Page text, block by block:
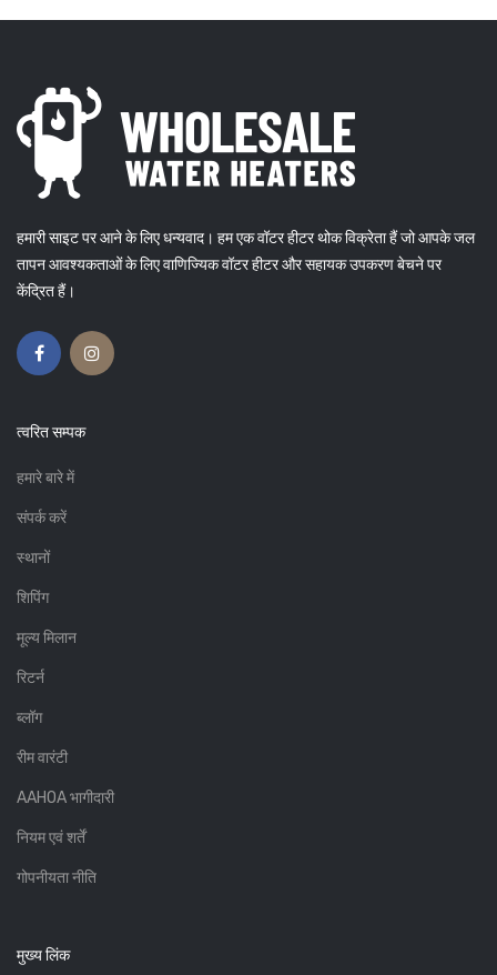
हमारी साइट पर आने के लिए धन्यवाद। हम एक वॉटर हीटर थोक विक्रेता हैं जो आपके जल
तापन आवश्यकताओं के लिए वाणिज्यिक वॉटर हीटर और सहायक उपकरण बेचने पर
केंद्रित हैं।
त्वरित सम्पक
हमारे बारे में
संपर्क करें
स्थानों
शिपिंग
मूल्य मिलान
रिटर्न
ब्लॉग
रीम वारंटी
AAHOA भागीदारी
नियम एवं शर्तें
गोपनीयता नीति
मुख्य लिंक